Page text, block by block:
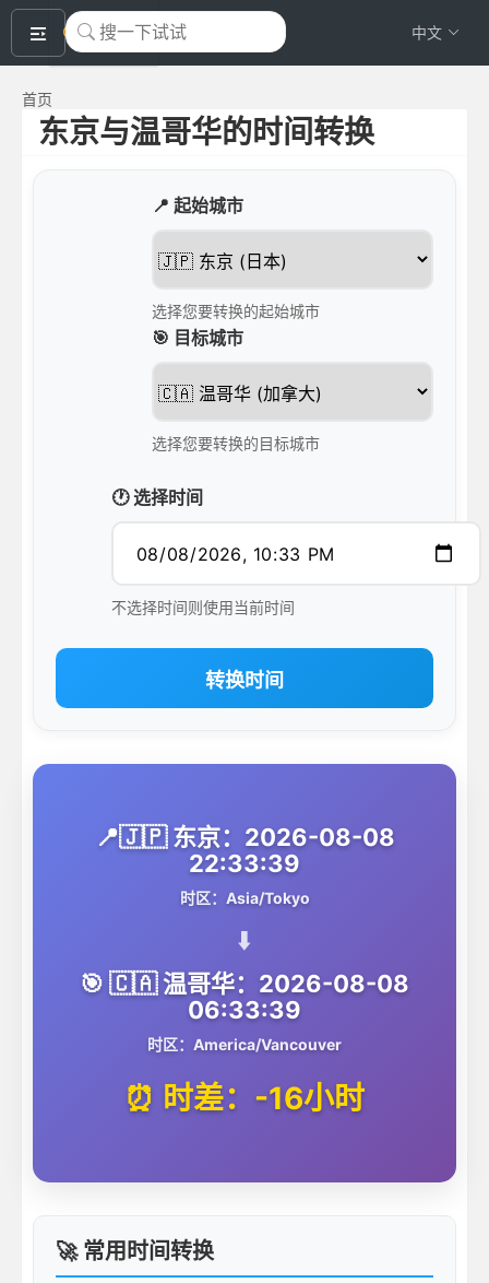
okeyTool 中文
首页
东京与温哥华的时间转换
📍 起始城市
选择您要转换的起始城市
🎯 目标城市
选择您要转换的目标城市
🕐 选择时间
不选择时间则使用当前时间
转换时间
📍🇯🇵 东京：2026-08-08
22:33:39
时区：Asia/Tokyo
⬇️
🎯 🇨🇦 温哥华：2026-08-08
06:33:39
时区：America/Vancouver
⏰ 时差：-16小时
🚀 常用时间转换